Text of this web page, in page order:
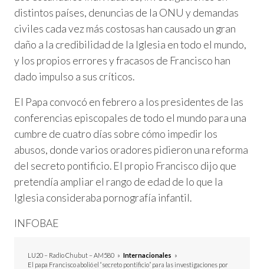
distintos países, denuncias de la ONU y demandas
civiles cada vez más costosas han causado un gran
daño a la credibilidad de la Iglesia en todo el mundo,
y los propios errores y fracasos de Francisco han
dado impulso a sus críticos.
El Papa convocó en febrero a los presidentes de las
conferencias episcopales de todo el mundo para una
cumbre de cuatro días sobre cómo impedir los
abusos, donde varios oradores pidieron una reforma
del secreto pontificio. El propio Francisco dijo que
pretendía ampliar el rango de edad de lo que la
Iglesia consideraba pornografía infantil.
INFOBAE
LU20 – Radio Chubut – AM580 » Internacionales »
El papa Francisco abolió el “secreto pontificio” para las investigaciones por